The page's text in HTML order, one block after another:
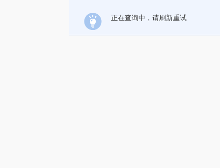
正在查询中，请刷新重试